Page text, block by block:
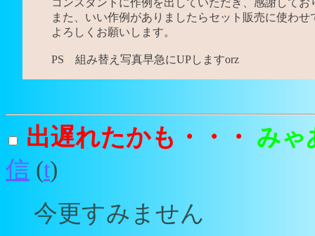
コンスタントに作例を出していただき、感謝してお
また、いい作例がありましたらセット販売に使わ
よろしくお願いします。
PS 組み替え写真早急にUPしますorz
出遅れたかも・・・ み
信 (t)
今更すみません